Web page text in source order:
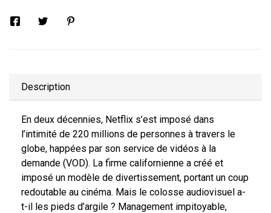
Description
En deux décennies, Netflix s’est imposé dans
l’intimité de 220 millions de personnes à travers le
globe, happées par son service de vidéos à la
demande (VOD). La firme californienne a créé et
imposé un modèle de divertissement, portant un coup
redoutable au cinéma. Mais le colosse audiovisuel a-
t-il les pieds d’argile ? Management impitoyable,